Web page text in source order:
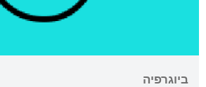
ביוגרפיה